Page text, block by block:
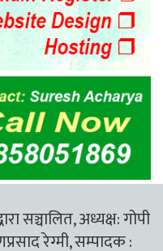
सञ्चालित, अध्यक्ष: गोपी
रेग्मी, सम्पादक :